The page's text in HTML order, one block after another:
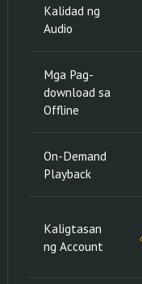
Kalidad ng
Audio
Mga Pag-
download sa
Offline
On-Demand
Playback
Kaligtasan
ng Account